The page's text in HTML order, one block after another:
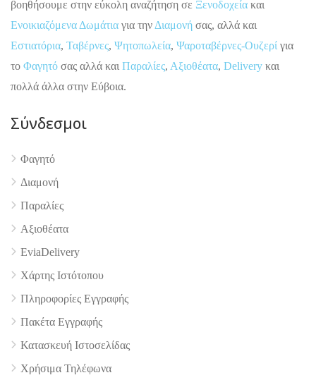
4.9
βοηθήσουμε στην εύκολη αναζήτηση σε Ξενοδοχεία και
Ενοικιαζόμενα Δωμάτια για την Διαμονή σας, αλλά και
Εστιατόρια, Ταβέρνες, Ψητοπωλεία, Ψαροταβέρνες-Ουζερί για
το Φαγητό σας αλλά και Παραλίες, Αξιοθέατα, Delivery και
πολλά άλλα στην Εύβοια.
Σύνδεσμοι
Φαγητό
Διαμονή
Παραλίες
Αξιοθέατα
EviaDelivery
Χάρτης Ιστότοπου
Πληροφορίες Εγγραφής
Πακέτα Εγγραφής
Κατασκευή Ιστοσελίδας
Χρήσιμα Τηλέφωνα